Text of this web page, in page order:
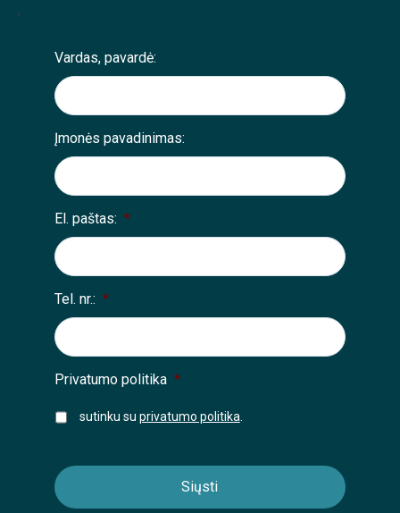
;
Vardas, pavardė:
Įmonės pavadinimas:
El. paštas: *
Tel. nr.: *
Privatumo politika *
sutinku su privatumo politika